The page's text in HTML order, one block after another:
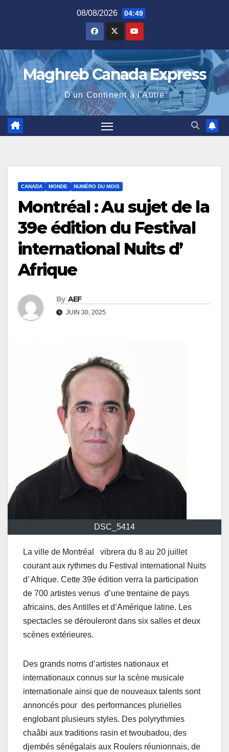
08/08/2026 04:49
Maghreb Canada Express
D'un Continent à l'Autre
CANADA MONDE NUMÉRO DU MOIS
Montréal : Au sujet de la
39e édition du Festival
international Nuits d’
Afrique
By AEF
JUIN 30, 2025
DSC_5414
La ville de Montréal vibrera du 8 au 20 juillet
courant aux rythmes du Festival international Nuits
d’ Afrique. Cette 39e édition verra la participation
de 700 artistes venus d’une trentaine de pays
africains, des Antilles et d’Amérique latine. Les
spectacles se dérouleront dans six salles et deux
scènes extérieures.
Des grands noms d’artistes nationaux et
internationaux connus sur la scène musicale
internationale ainsi que de nouveaux talents sont
annoncés pour des performances plurielles
englobant plusieurs styles. Des polyrythmies
chaâbi aux traditions rasin et twoubadou, des
djembés sénégalais aux Roulers réunionnais, de